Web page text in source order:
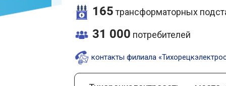
165трансформаторных
31 000 потребителей
контакты филиала